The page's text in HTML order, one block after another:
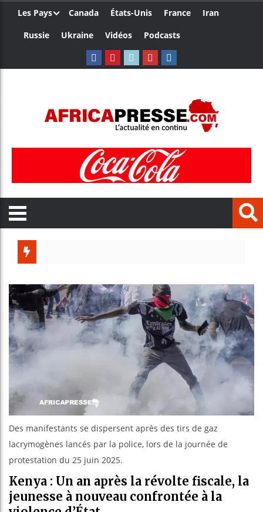
Les Pays Canada États-Unis France
Iran
Russie
Ukraine Vidéos Podcasts
Bénin :
Aliko
Des manifestants se dispersent après des tirs de gaz
lacrymogènes lancés par la police, lors de la journée de
protestation du 25 juin 2025.
Kenya : Un an après la révolte fiscale, la
jeunesse à nouveau confrontée à la